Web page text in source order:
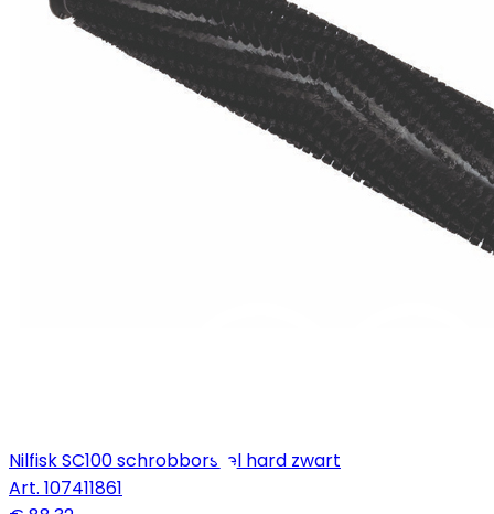
Nilfisk SC100 schrobborstel hard zwart
Art. 107411861